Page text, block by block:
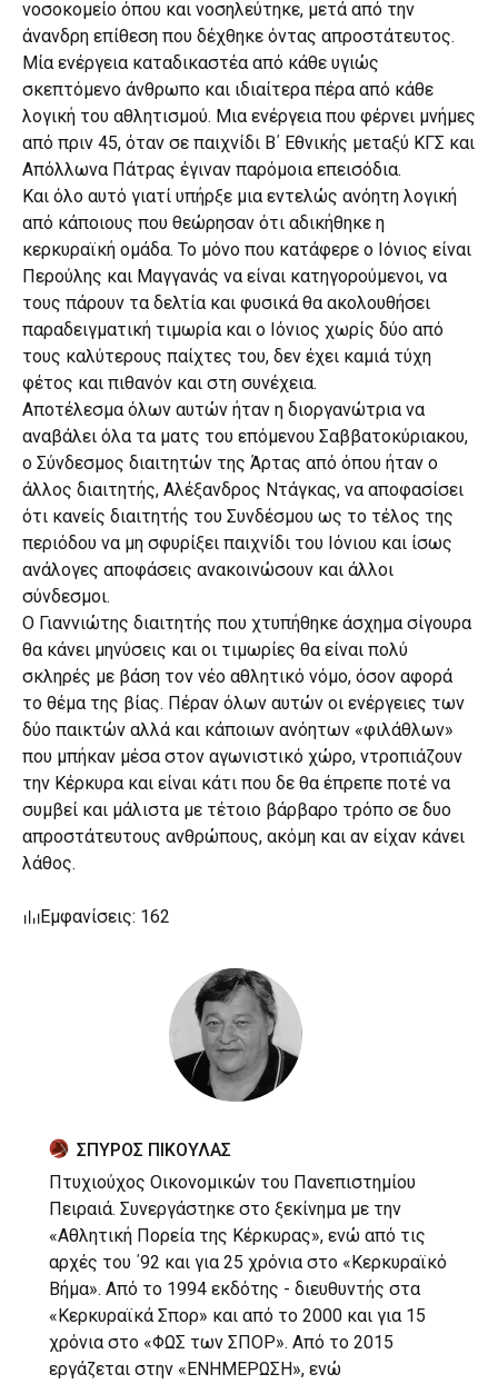
νοσοκομείο όπου και νοσηλεύτηκε, μετά από την
άνανδρη επίθεση που δέχθηκε όντας απροστάτευτος.
Μία ενέργεια καταδικαστέα από κάθε υγιώς
σκεπτόμενο άνθρωπο και ιδιαίτερα πέρα από κάθε
λογική του αθλητισμού. Μια ενέργεια που φέρνει μνήμες
από πριν 45, όταν σε παιχνίδι Β΄ Εθνικής μεταξύ ΚΓΣ και
Απόλλωνα Πάτρας έγιναν παρόμοια επεισόδια.
Και όλο αυτό γιατί υπήρξε μια εντελώς ανόητη λογική
από κάποιους που θεώρησαν ότι αδικήθηκε η
κερκυραϊκή ομάδα. Το μόνο που κατάφερε ο Ιόνιος είναι
Περούλης και Μαγγανάς να είναι κατηγορούμενοι, να
τους πάρουν τα δελτία και φυσικά θα ακολουθήσει
παραδειγματική τιμωρία και ο Ιόνιος χωρίς δύο από
τους καλύτερους παίχτες του, δεν έχει καμιά τύχη
φέτος και πιθανόν και στη συνέχεια.
Αποτέλεσμα όλων αυτών ήταν η διοργανώτρια να
αναβάλει όλα τα ματς του επόμενου Σαββατοκύριακου,
ο Σύνδεσμος διαιτητών της Άρτας από όπου ήταν ο
άλλος διαιτητής, Αλέξανδρος Ντάγκας, να αποφασίσει
ότι κανείς διαιτητής του Συνδέσμου ως το τέλος της
περιόδου να μη σφυρίξει παιχνίδι του Ιόνιου και ίσως
ανάλογες αποφάσεις ανακοινώσουν και άλλοι
σύνδεσμοι.
Ο Γιαννιώτης διαιτητής που χτυπήθηκε άσχημα σίγουρα
θα κάνει μηνύσεις και οι τιμωρίες θα είναι πολύ
σκληρές με βάση τον νέο αθλητικό νόμο, όσον αφορά
το θέμα της βίας. Πέραν όλων αυτών οι ενέργειες των
δύο παικτών αλλά και κάποιων ανόητων «φιλάθλων»
που μπήκαν μέσα στον αγωνιστικό χώρο, ντροπιάζουν
την Κέρκυρα και είναι κάτι που δε θα έπρεπε ποτέ να
συμβεί και μάλιστα με τέτοιο βάρβαρο τρόπο σε δυο
απροστάτευτους ανθρώπους, ακόμη και αν είχαν κάνει
λάθος.
Εμφανίσεις: 162
ΣΠΥΡΟΣ ΠΙΚΟΥΛΑΣ
Πτυχιούχος Οικονομικών του Πανεπιστημίου
Πειραιά. Συνεργάστηκε στο ξεκίνημα με την
«Αθλητική Πορεία της Κέρκυρας», ενώ από τις
αρχές του ΄92 και για 25 χρόνια στο «Κερκυραϊκό
Βήμα». Από το 1994 εκδότης - διευθυντής στα
«Κερκυραϊκά Σπορ» και από το 2000 και για 15
χρόνια στο «ΦΩΣ των ΣΠΟΡ». Από το 2015
εργάζεται στην «ΕΝΗΜΕΡΩΣΗ», ενώ